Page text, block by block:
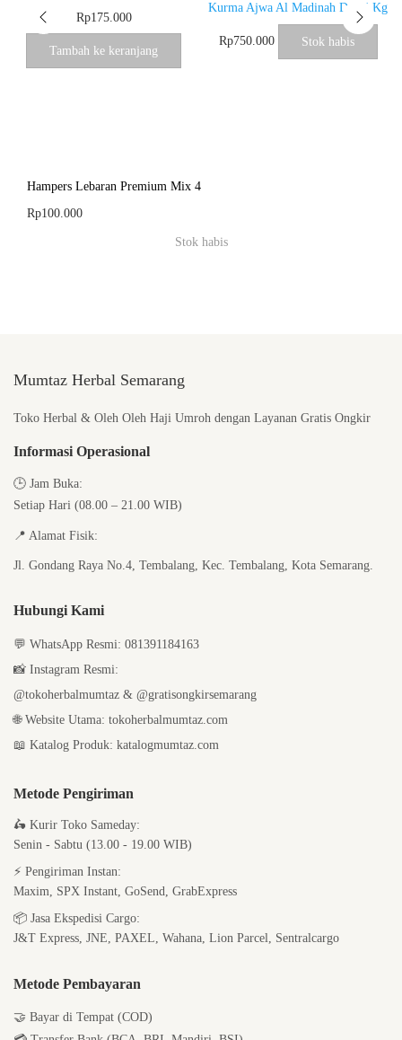
Rp175.000
Tambah ke keranjang
Kurma Ajwa Al Madinah Dus 5 Kg
Rp750.000 Stok habis
Hampers Lebaran Premium Mix 4
Rp100.000
Stok habis
Mumtaz Herbal Semarang
Toko Herbal & Oleh Oleh Haji Umroh dengan Layanan Gratis Ongkir
Informasi Operasional
🕒 Jam Buka:
Setiap Hari (08.00 – 21.00 WIB)
📍 Alamat Fisik:
Jl. Gondang Raya No.4, Tembalang, Kec. Tembalang, Kota Semarang.
Hubungi Kami
💬 WhatsApp Resmi: 081391184163
📸 Instagram Resmi:
@tokoherbalmumtaz & @gratisongkirsemarang
🌐 Website Utama: tokoherbalmumtaz.com
📖 Katalog Produk: katalogmumtaz.com
Metode Pengiriman
🛵 Kurir Toko Sameday:
Senin - Sabtu (13.00 - 19.00 WIB)
⚡ Pengiriman Instan:
Maxim, SPX Instant, GoSend, GrabExpress
📦 Jasa Ekspedisi Cargo:
J&T Express, JNE, PAXEL, Wahana, Lion Parcel, Sentralcargo
Metode Pembayaran
🤝 Bayar di Tempat (COD)